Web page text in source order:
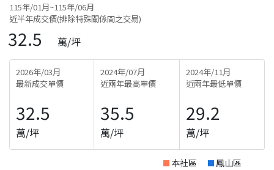
115年/01月~115年/06月
近半年成交價(排除特殊關係間之交易)
32.5 萬/坪
2026年/03月
最新成交單價
32.5
萬/坪
2024年/07月
近兩年最高單價
35.5
萬/坪
2024年/11月
近兩年最低單價
29.2
萬/坪
本社區 鳳山區